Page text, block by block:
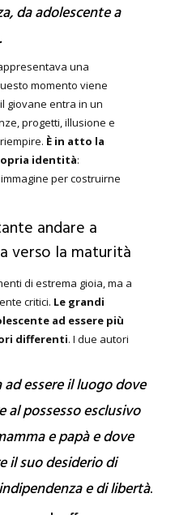
da adolescente a
una
momento viene
giovane entra in un
progetti, illusione e
È in atto la
identità:
per costruirne
andare a
verso la maturità
di estrema gioia, ma a
critici. Le grandi
ad essere più
differenti. I due autori
essere il luogo dove
possesso esclusivo
e papà e dove
il suo desiderio di
e di libertà.